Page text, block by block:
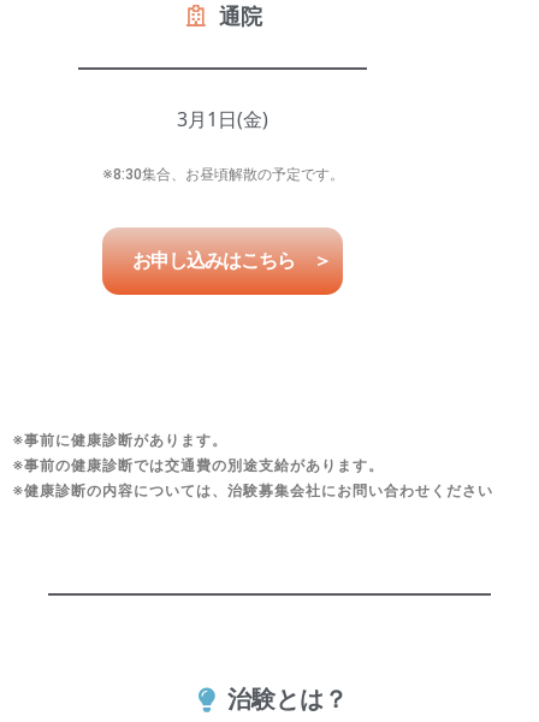
通院
3月1日(金)
※8:30集合、お昼頃解散の予定です。
お申し込みはこちら ＞
※事前に健康診断があります。
※事前の健康診断では交通費の別途支給があります。
※健康診断の内容については、治験募集会社にお問い合わせください
治験とは？